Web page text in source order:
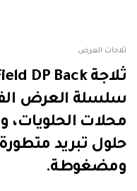
ثلاجات العرض
سلسلة العرض
محلات الحلويات،
حلول تبريد
ومضغوطة.